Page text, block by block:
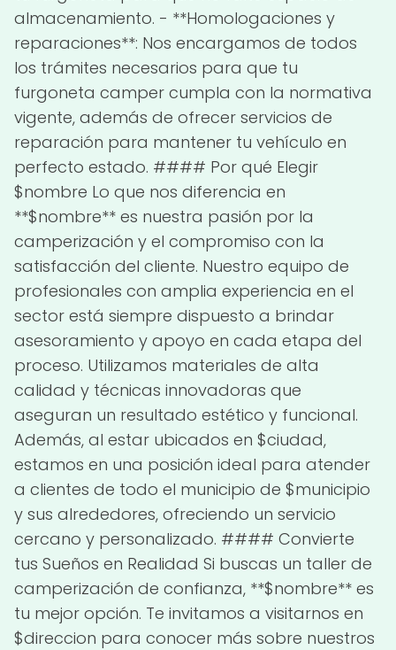
almacenamiento. - **Homologaciones y
reparaciones**: Nos encargamos de todos
los trámites necesarios para que tu
furgoneta camper cumpla con la normativa
vigente, además de ofrecer servicios de
reparación para mantener tu vehículo en
perfecto estado. #### Por qué Elegir
$nombre Lo que nos diferencia en
**$nombre** es nuestra pasión por la
camperización y el compromiso con la
satisfacción del cliente. Nuestro equipo de
profesionales con amplia experiencia en el
sector está siempre dispuesto a brindar
asesoramiento y apoyo en cada etapa del
proceso. Utilizamos materiales de alta
calidad y técnicas innovadoras que
aseguran un resultado estético y funcional.
Además, al estar ubicados en $ciudad,
estamos en una posición ideal para atender
a clientes de todo el municipio de $municipio
y sus alrededores, ofreciendo un servicio
cercano y personalizado. #### Convierte
tus Sueños en Realidad Si buscas un taller de
camperización de confianza, **$nombre** es
tu mejor opción. Te invitamos a visitarnos en
$direccion para conocer más sobre nuestros